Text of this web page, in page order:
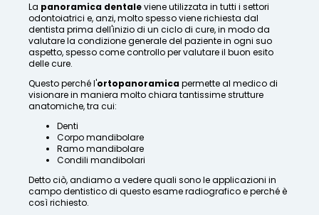
La panoramica dentaleviene utilizzata in tutti i settori
odontoiatrici e, anzi, molto spesso viene richiesta dal
dentista prima dell'inizio di un ciclo di cure, in modo da
valutare la condizione generale del paziente in ogni suo
aspetto, spesso come controllo per valutare il buon esito
delle cure.
Questo perché l'ortopanoramicapermette al medico di
visionare in maniera molto chiara tantissime strutture
anatomiche, tra cui:
Denti
Corpo mandibolare
Ramo mandibolare
Condili mandibolari
Detto ciò, andiamo a vedere quali sono le applicazioni in
campo dentistico di questo esame radiografico e perché è
così richiesto.